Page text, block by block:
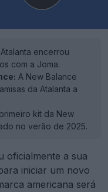
encerrou
com a Joma.
A New Balance
da Atalanta a
kit da New
no verão de 2025.
oficialmente a sua
iniciar um novo
americana será